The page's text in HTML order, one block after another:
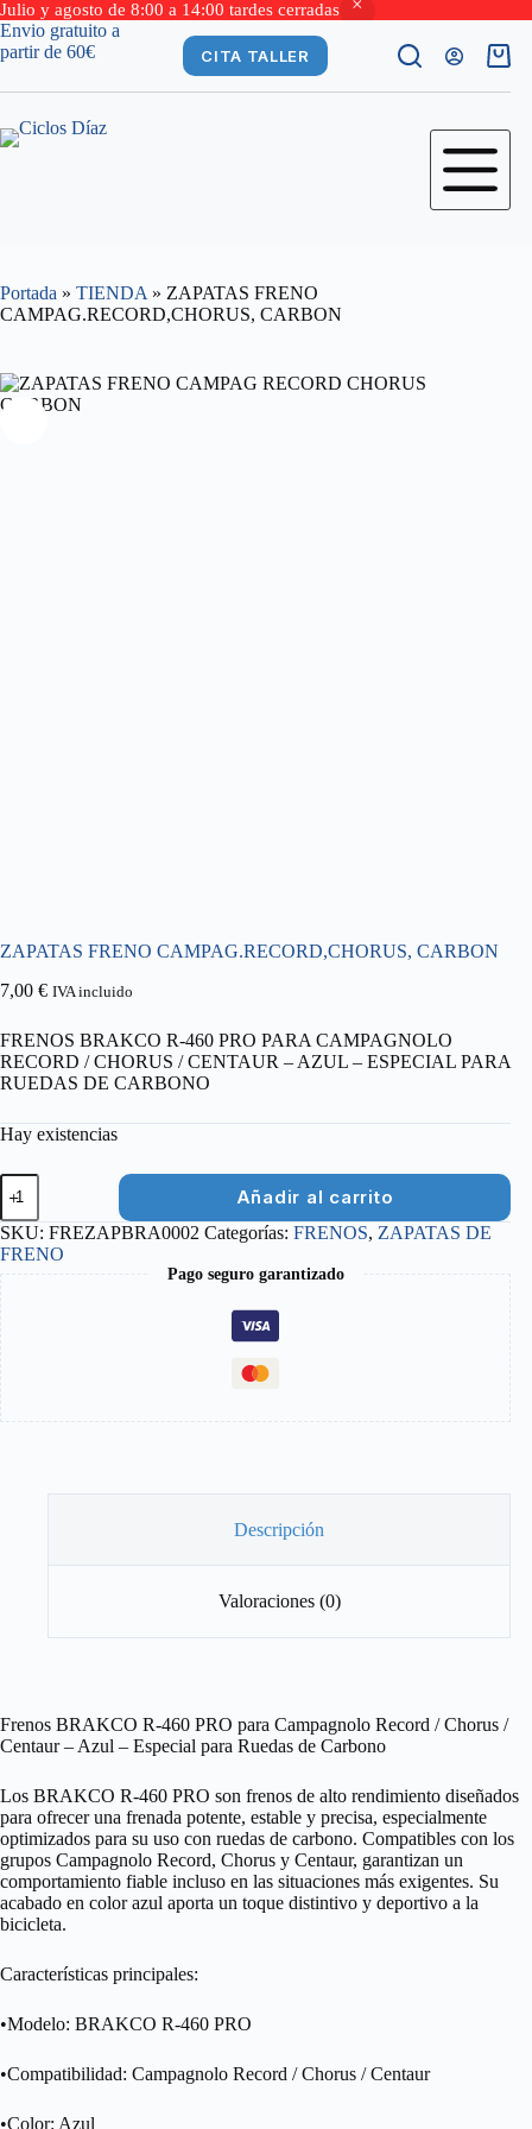
Julio y agosto de 8:00 a 14:00 tardes cerradas
Saltar
al
Envio gratuito a
partir de 60€
CITA TALLER
Carro
Portada » TIENDA » ZAPATAS FRENO
CAMPAG.RECORD,CHORUS, CARBON
ZAPATAS FRENO CAMPAG.RECORD,CHORUS, CARBON
7,00 € IVA incluido
FRENOS BRAKCO R-460 PRO PARA CAMPAGNOLO
RECORD / CHORUS / CENTAUR – AZUL – ESPECIAL PARA
RUEDAS DE CARBONO
Hay existencias
ZAPATAS
FRENO
CAMPAG.RECORD,CHORUS,
CARBON
cantidad
Añadir al carrito
SKU: FREZAPBRA0002 Categorías: FRENOS, ZAPATAS DE
FRENO
Pago seguro garantizado
Descripción
Valoraciones (0)
Frenos BRAKCO R-460 PRO para Campagnolo Record / Chorus /
Centaur – Azul – Especial para Ruedas de Carbono
Los BRAKCO R-460 PRO son frenos de alto rendimiento diseñados
para ofrecer una frenada potente, estable y precisa, especialmente
optimizados para su uso con ruedas de carbono. Compatibles con los
grupos Campagnolo Record, Chorus y Centaur, garantizan un
comportamiento fiable incluso en las situaciones más exigentes. Su
acabado en color azul aporta un toque distintivo y deportivo a la
bicicleta.
Características principales:
•Modelo: BRAKCO R-460 PRO
•Compatibilidad: Campagnolo Record / Chorus / Centaur
•Color: Azul